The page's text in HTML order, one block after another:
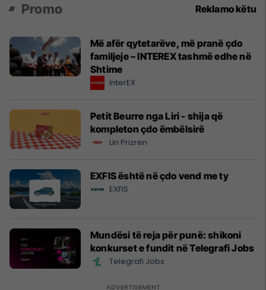
Promo Reklamo këtu
Më afër qytetarëve, më pranë çdo
familjeje – INTEREX tashmë edhe në
Shtime
InterEX
Petit Beurre nga Liri - shija që
kompleton çdo ëmbëlsirë
Liri Prizren
EXFIS është në çdo vend me ty
EXFIS
Mundësi të reja për punë: shikoni
konkurset e fundit në Telegrafi Jobs
Telegrafi Jobs